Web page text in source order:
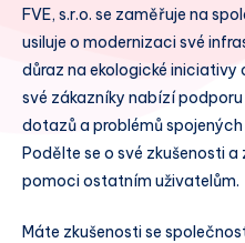
FVE, s.r.o. se zaměřuje na
usiluje o modernizaci své
důraz na ekologické iniciativy
své zákazníky nabízí
dotazů a problémů
Podělte se o své zkušenosti
pomoci ostatním uživatelům.
Máte zkušenosti se